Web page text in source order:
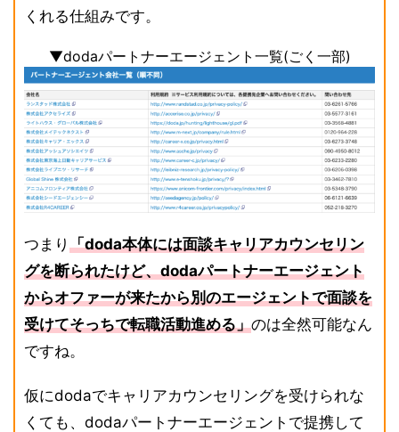
くれる仕組みです。
▼dodaパートナーエージェント一覧(ごく一部)
つまり 「doda本体には面談キャリアカウンセリン
グを断られたけど、dodaパートナーエージェント
からオファーが来たから別のエージェントで面談を
受けてそっちで転職活動進める」のは全然可能なん
ですね。
仮にdodaでキャリアカウンセリングを受けられな
くても、dodaパートナーエージェントで提携して